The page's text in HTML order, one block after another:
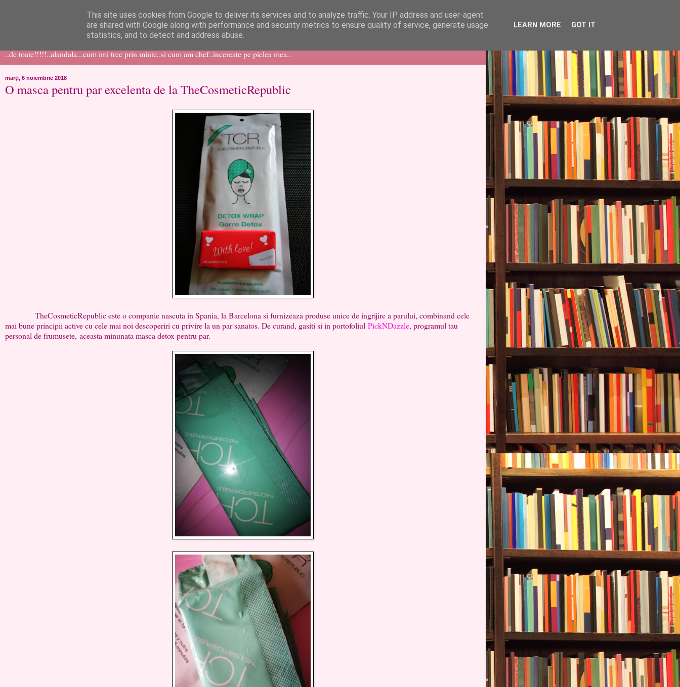
like ?...or not!
..de toate!!!!!..alandala...cum imi trec prin minte..si cum am chef..incercate pe pielea mea..
marți, 6 noiembrie 2018
O masca pentru par excelenta de la TheCosmeticRepublic
TheCosmeticRepublic este o companie nascuta in Spania, la Barcelona si furnizeaza produse unice de ingrijire a parului, combinand cele
mai bune principii active cu cele mai noi descoperiri cu privire la un par sanatos. De curand, gasiti si in portofoliul PickNDazzle, programul tau
personal de frumusete, aceasta minunata masca detox pentru par.
This site uses cookies from Google to deliver its services and to analyze traffic. Your IP address and user-agent
are shared with Google along with performance and security metrics to ensure quality of service, generate usage
statistics, and to detect and address abuse.
LEARN MORE GOT IT